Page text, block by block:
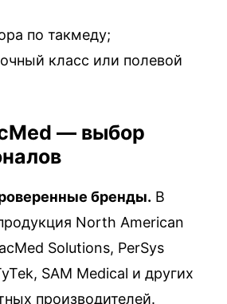
по такмеду;
класс или полевой
— выбор
бренды. В
North American
Solutions, PerSys
SAM Medical и других
производителей.